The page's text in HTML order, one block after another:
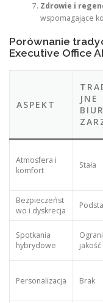
Zdrowie i
wspomagające
Porównanie
Executive Office AI
ASPEKT
JNE
Atmosfera i
komfort
Stała
Bezpieczeńst
wo i dyskrecja
Spotkania
hybrydowe
jakość
Personalizacja Brak